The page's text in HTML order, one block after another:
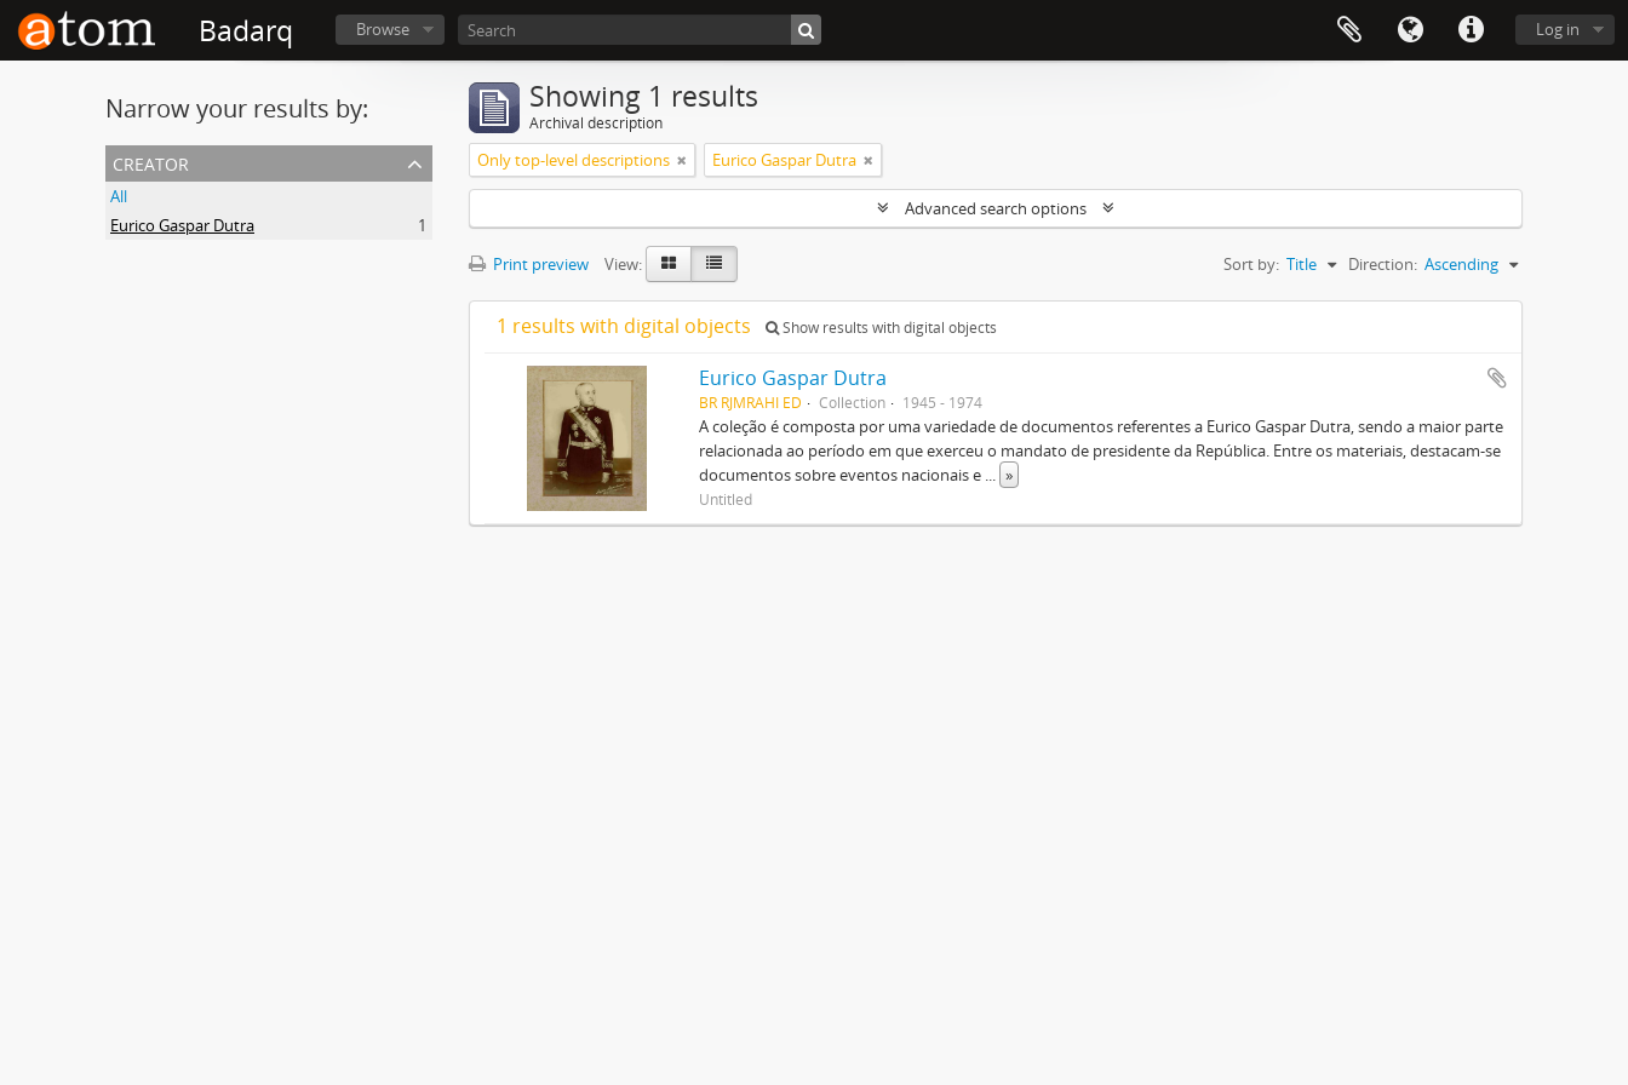
Badarq Browse Log in
Narrow your results by:
creator
All
Eurico Gaspar Dutra
1
Showing 1 results
Archival description
Only top-level descriptions Eurico Gaspar Dutra
Advanced search options
Print preview View: Sort by: Title Direction: Ascending
1 results with digital objects Show results with digital objects
Eurico Gaspar Dutra
BR RJMRAHI ED Collection 1945 - 1974
A coleção é composta por uma variedade de documentos referentes a Eurico Gaspar Dutra, sendo a maior parte
relacionada ao período em que exerceu o mandato de presidente da República. Entre os materiais, destacam-se
documentos sobre eventos nacionais e ... »
Untitled